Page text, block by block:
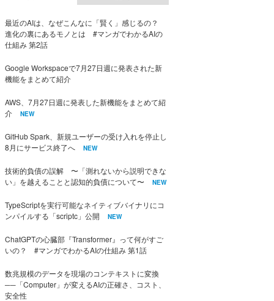
最近のAIは、なぜこんなに「賢く」感じるの？
進化の裏にあるモノとは #マンガでわかるAIの
仕組み 第2話
Google Workspaceで7月27日週に発表された新
機能をまとめて紹介
AWS、7月27日週に発表した新機能をまとめて紹
介
NEW
GitHub Spark、新規ユーザーの受け入れを停止し
8月にサービス終了へ
NEW
技術的負債の誤解 〜「測れないから説明できな
い」を越えることと認知的負債について〜
NEW
TypeScriptを実行可能なネイティブバイナリにコ
ンパイルする「scriptc」公開
NEW
ChatGPTの心臓部『Transformer』って何がすご
いの？ #マンガでわかるAIの仕組み 第1話
数兆規模のデータを現場のコンテキストに変換
──「Computer」が変えるAIの正確さ、コスト、
安全性